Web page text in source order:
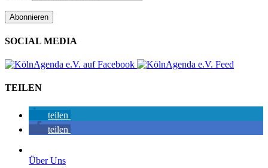
SOCIAL MEDIA
TEILEN
teilen
teilen
Über Uns